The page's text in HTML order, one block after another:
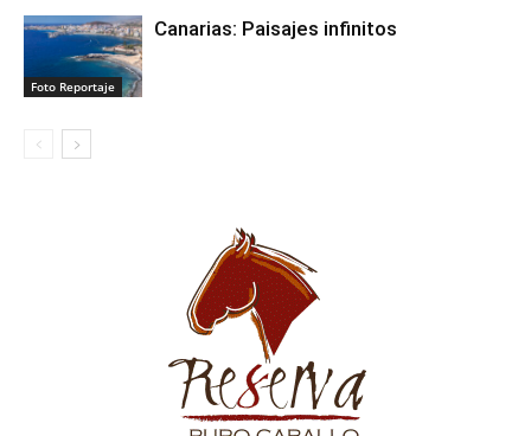
Foto Reportaje
Canarias: Paisajes infinitos